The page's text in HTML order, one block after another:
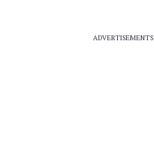
ADVERTISEMENTS